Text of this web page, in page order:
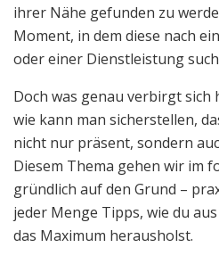
ihrer Nähe gefunden zu
Moment, in dem diese nach
oder einer Dienstleistung
Doch was genau verbirgt sich
wie kann man sicherstellen,
nicht nur präsent, sondern
Diesem Thema gehen wir im
gründlich auf den Grund –
jeder Menge Tipps, wie du
das Maximum herausholst.